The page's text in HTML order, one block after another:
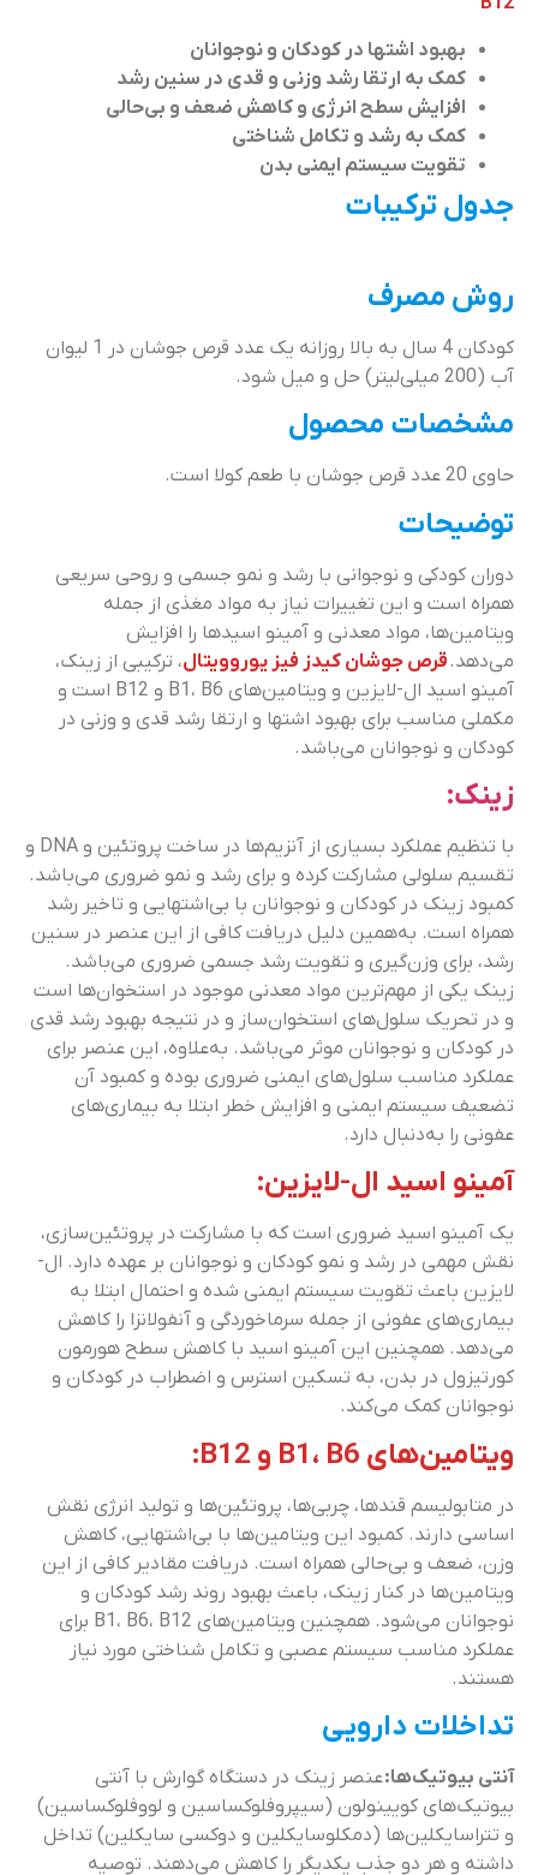
بهبود اشتها در کودکان و نوجوانان
کمک به ارتقا رشد وزنی و قدی در سنین رشد
افزایش سطح انرژی و کاهش ضعف و بی‌حالی
کمک به رشد و تکامل شناختی
تقویت سیستم ایمنی بدن
جدول ترکیبات
روش مصرف
کودکان 4 سال به بالا روزانه یک عدد قرص جوشان در 1 لیوان
آب (200 میلی‌لیتر) حل و میل شود.
مشخصات محصول
حاوی 20 عدد قرص جوشان با طعم کولا است.
توضیحات
دوران کودکی و نوجوانی با رشد و نمو جسمی و روحی سریعی
همراه است و این تغییرات نیاز به مواد مغذی از جمله
ویتامین‌ها، مواد معدنی و آمینو اسیدها را افزایش
می‌دهد. قرص جوشان کیدز فیز یوروویتال، ترکیبی از زینک،
آمینو اسید ال-لایزین و ویتامین‌های B1، B6 و B12 است و
مکملی مناسب برای بهبود اشتها و ارتقا رشد قدی و وزنی در
کودکان و نوجوانان می‌باشد.
زینک:
با تنظیم عملکرد بسیاری از آنزیم‌ها در ساخت پروتئین و DNA و
تقسیم سلولی مشارکت کرده و برای رشد و نمو ضروری می‌باشد.
کمبود زینک در کودکان و نوجوانان با بی‌اشتهایی و تاخیر رشد
همراه است. به‌همین دلیل دریافت کافی از این عنصر در سنین
رشد، برای وزن‌گیری و تقویت رشد جسمی ضروری می‌باشد.
زینک یکی از مهم‌ترین مواد معدنی موجود در استخوان‌ها است
و در تحریک سلول‌های استخوان‌ساز و در نتیجه بهبود رشد قدی
در کودکان و نوجوانان موثر می‌باشد. به‌علاوه، این عنصر برای
عملکرد مناسب سلول‌های ایمنی ضروری بوده و کمبود آن
تضعیف سیستم ایمنی و افزایش خطر ابتلا به بیماری‌های
عفونی را به‌دنبال دارد.
آمینو اسید ال-لایزین:
یک آمینو اسید ضروری است که با مشارکت در پروتئین‌سازی،
نقش مهمی در رشد و نمو کودکان و نوجوانان بر عهده دارد. ال-
لایزین باعث تقویت سیستم ایمنی شده و احتمال ابتلا به
بیماری‌های عفونی از جمله سرماخوردگی و آنفولانزا را کاهش
می‌دهد. همچنین این آمینو اسید با کاهش سطح هورمون
کورتیزول در بدن، به تسکین استرس و اضطراب در کودکان و
نوجوانان کمک می‌کند.
ویتامین‌های B1، B6 و B12:
در متابولیسم قندها، چربی‌ها، پروتئین‌ها و تولید انرژی نقش
اساسی دارند. کمبود این ویتامین‌ها با بی‌اشتهایی، کاهش
وزن، ضعف و بی‌حالی همراه است. دریافت مقادیر کافی از این
ویتامین‌ها در کنار زینک، باعث بهبود روند رشد کودکان و
نوجوانان می‌شود. همچنین ویتامین‌های B1، B6، B12 برای
عملکرد مناسب سیستم عصبی و تکامل شناختی مورد نیاز
هستند.
تداخلات دارویی
آنتی بیوتیک‌ها:عنصر زینک در دستگاه گوارش با آنتی
بیوتیک‌های کویینولون (سیپروفلوکساسین و لووفلوکساسین)
و تتراسایکلین‌ها (دمکلوسایکلین و دوکسی سایکلین) تداخل
داشته و هر دو جذب یکدیگر را کاهش می‌دهند. توصیه